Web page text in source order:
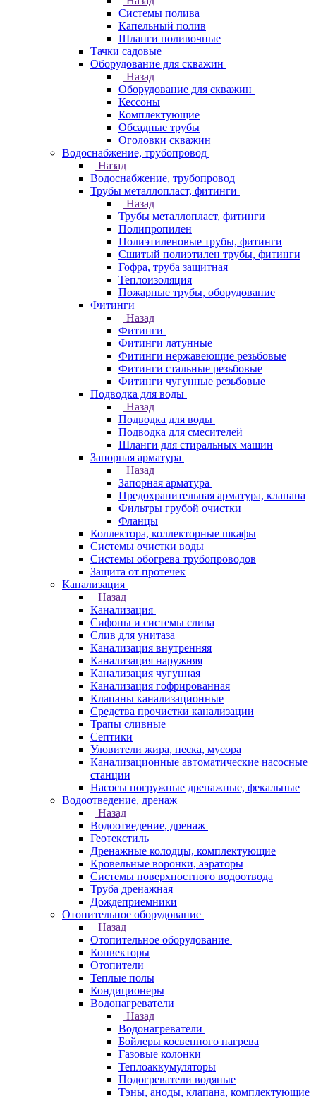
Системы полива
Капельный полив
Шланги поливочные
Тачки садовые
Оборудование для скважин
Назад
Оборудование для скважин
Кессоны
Комплектующие
Обсадные трубы
Оголовки скважин
Водоснабжение, трубопровод
Назад
Водоснабжение, трубопровод
Трубы металлопласт, фитинги
Назад
Трубы металлопласт, фитинги
Полипропилен
Полиэтиленовые трубы, фитинги
Сшитый полиэтилен трубы, фитинги
Гофра, труба защитная
Теплоизоляция
Пожарные трубы, оборудование
Фитинги
Назад
Фитинги
Фитинги латунные
Фитинги нержавеющие резьбовые
Фитинги стальные резьбовые
Фитинги чугунные резьбовые
Подводка для воды
Назад
Подводка для воды
Подводка для смесителей
Шланги для стиральных машин
Запорная арматура
Назад
Запорная арматура
Предохранительная арматура, клапана
Фильтры грубой очистки
Фланцы
Коллектора, коллекторные шкафы
Системы очистки воды
Системы обогрева трубопроводов
Защита от протечек
Канализация
Назад
Канализация
Сифоны и системы слива
Слив для унитаза
Канализация внутренняя
Канализация наружняя
Канализация чугунная
Канализация гофрированная
Клапаны канализационные
Средства прочистки канализации
Трапы сливные
Септики
Уловители жира, песка, мусора
Канализационные автоматические насосные
станции
Насосы погружные дренажные, фекальные
Водоотведение, дренаж
Назад
Водоотведение, дренаж
Геотекстиль
Дренажные колодцы, комплектующие
Кровельные воронки, аэраторы
Системы поверхностного водоотвода
Труба дренажная
Дождеприемники
Отопительное оборудование
Назад
Отопительное оборудование
Конвекторы
Отопители
Теплые полы
Кондиционеры
Водонагреватели
Назад
Водонагреватели
Бойлеры косвенного нагрева
Газовые колонки
Теплоаккумуляторы
Подогреватели водяные
Тэны, аноды, клапана, комплектующие